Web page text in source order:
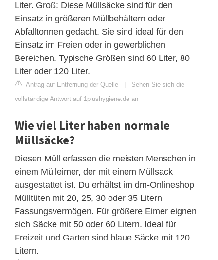
Liter. Groß: Diese Müllsäcke sind für den
Einsatz in größeren Müllbehältern oder
Abfalltonnen gedacht. Sie sind ideal für den
Einsatz im Freien oder in gewerblichen
Bereichen. Typische Größen sind 60 Liter, 80
Liter oder 120 Liter.
Antrag auf Entfernung der Quelle
Sehen Sie sich die
vollständige Antwort auf 1plushygiene.de an
Wie viel Liter haben normale
Müllsäcke?
Diesen Müll erfassen die meisten Menschen in
einem Mülleimer, der mit einem Müllsack
ausgestattet ist. Du erhältst im dm-Onlineshop
Mülltüten mit 20, 25, 30 oder 35 Litern
Fassungsvermögen. Für größere Eimer eignen
sich Säcke mit 50 oder 60 Litern. Ideal für
Freizeit und Garten sind blaue Säcke mit 120
Litern.